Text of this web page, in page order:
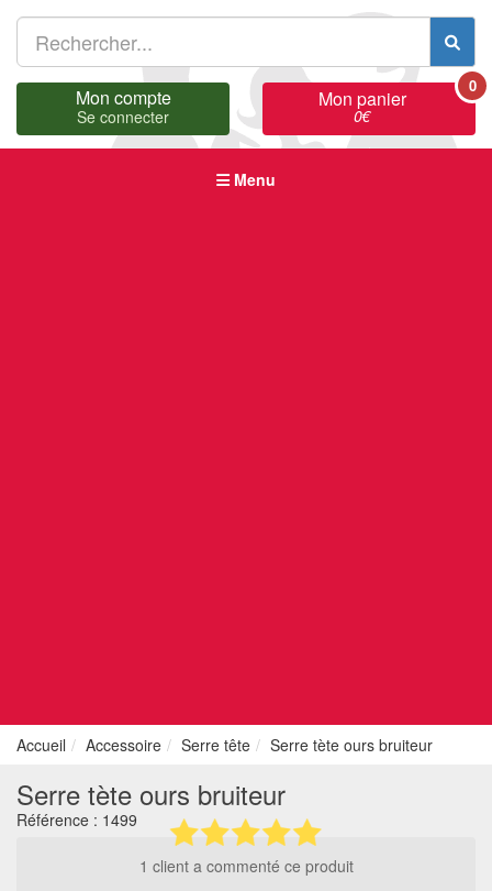
Mon compte
Se connecter
Mon panier
0€
0
Menu
Accueil Accessoire Serre tête Serre tète ours bruiteur
Serre tète ours bruiteur
Référence : 1499
1 client a commenté ce produit